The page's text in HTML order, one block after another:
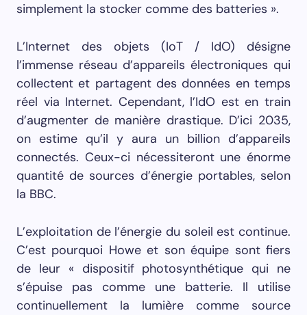
simplement la stocker comme des batteries ».
L’Internet des objets (IoT / IdO) désigne
l’immense réseau d’appareils électroniques qui
collectent et partagent des données en temps
réel via Internet. Cependant, l’IdO est en train
d’augmenter de manière drastique. D’ici 2035,
on estime qu’il y aura un billion d’appareils
connectés. Ceux-ci nécessiteront une énorme
quantité de sources d’énergie portables, selon
la BBC.
L’exploitation de l’énergie du soleil est continue.
C’est pourquoi Howe et son équipe sont fiers
de leur « dispositif photosynthétique qui ne
s’épuise pas comme une batterie. Il utilise
continuellement la lumière comme source